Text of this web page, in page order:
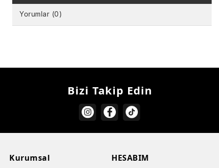
Yorumlar (0)
Bizi Takip Edin
Kurumsal HESABIM